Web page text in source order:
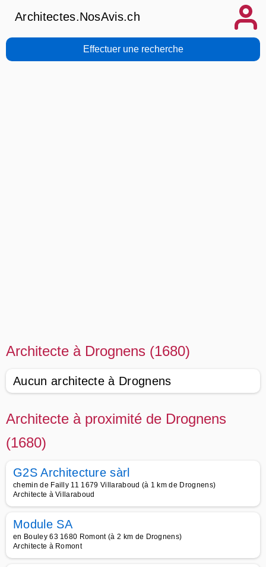
Architectes.NosAvis.ch
Effectuer une recherche
Architecte à Drognens (1680)
Aucun architecte à Drognens
Architecte à proximité de Drognens
(1680)
G2S Architecture sàrl
chemin de Failly 11 1679 Villaraboud (à 1 km de Drognens)
Architecte à Villaraboud
Module SA
en Bouley 63 1680 Romont (à 2 km de Drognens)
Architecte à Romont